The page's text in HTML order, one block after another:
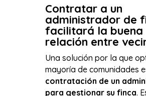
Contratar a un
administrador de
facilitará la buena
relación entre
Una solución por la que
mayoría de comunidades
contratación de un
para gestionar su finca.